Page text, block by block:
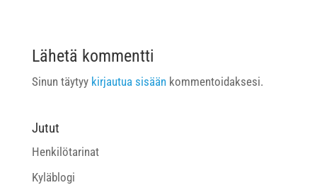
Lähetä kommentti
Sinun täytyy kirjautua sisäänkommentoidaksesi.
Jutut
Henkilötarinat
Kyläblogi